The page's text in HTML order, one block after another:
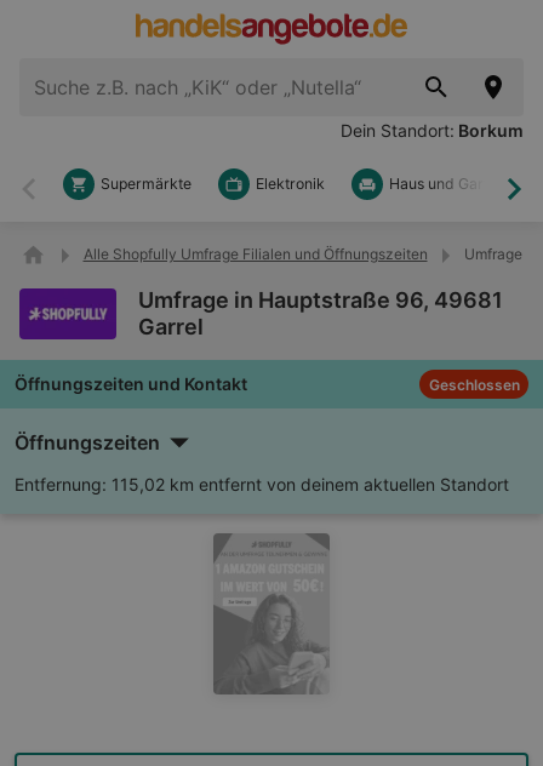
Dein Standort: Borkum
Zurück
Supermärkte Elektronik Haus und Garten
Alle Shopfully Umfrage Filialen und Öffnungszeiten Umfrage in
Umfrage in Hauptstraße 96, 49681
Garrel
Öffnungszeiten und Kontakt Geschlossen
Öffnungszeiten
Entfernung: 115,02 km entfernt von deinem aktuellen Standort